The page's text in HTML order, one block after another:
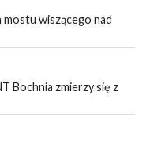
wiszącego nad
Bochnia zmierzy się z